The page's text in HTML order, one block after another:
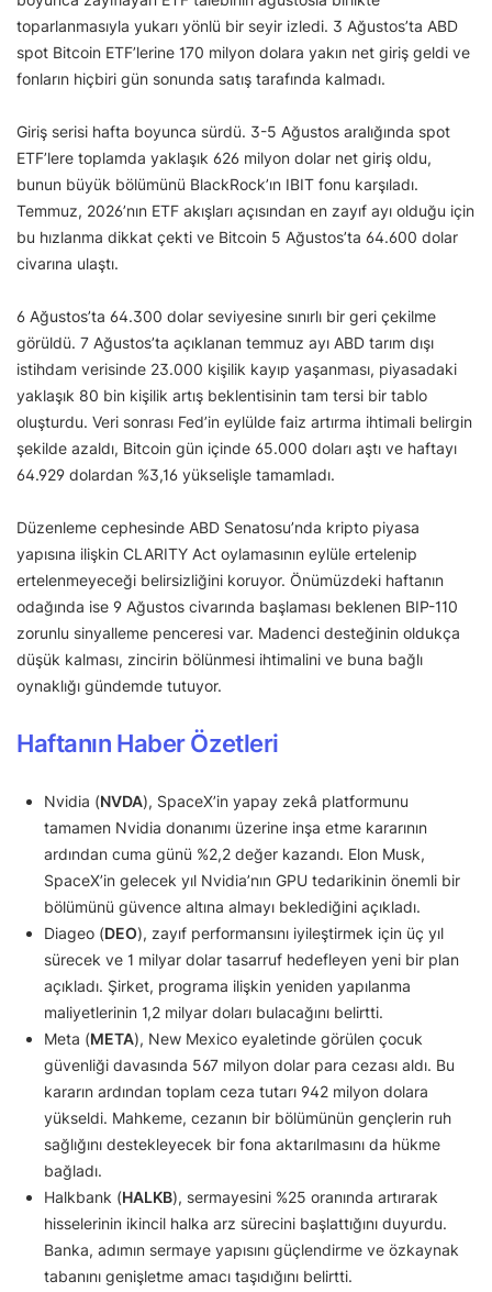
toparlanmasıyla yukarı yönlü bir seyir izledi. 3 Ağustos’ta ABD
spot Bitcoin ETF’lerine 170 milyon dolara yakın net giriş geldi ve
fonların hiçbiri gün sonunda satış tarafında kalmadı.
Giriş serisi hafta boyunca sürdü. 3-5 Ağustos aralığında spot
ETF’lere toplamda yaklaşık 626 milyon dolar net giriş oldu,
bunun büyük bölümünü BlackRock’ın IBIT fonu karşıladı.
Temmuz, 2026’nın ETF akışları açısından en zayıf ayı olduğu için
bu hızlanma dikkat çekti ve Bitcoin 5 Ağustos’ta 64.600 dolar
civarına ulaştı.
6 Ağustos’ta 64.300 dolar seviyesine sınırlı bir geri çekilme
görüldü. 7 Ağustos’ta açıklanan temmuz ayı ABD tarım dışı
istihdam verisinde 23.000 kişilik kayıp yaşanması, piyasadaki
yaklaşık 80 bin kişilik artış beklentisinin tam tersi bir tablo
oluşturdu. Veri sonrası Fed’in eylülde faiz artırma ihtimali belirgin
şekilde azaldı, Bitcoin gün içinde 65.000 doları aştı ve haftayı
64.929 dolardan %3,16 yükselişle tamamladı.
Düzenleme cephesinde ABD Senatosu’nda kripto piyasa
yapısına ilişkin CLARITY Act oylamasının eylüle ertelenip
ertelenmeyeceği belirsizliğini koruyor. Önümüzdeki haftanın
odağında ise 9 Ağustos civarında başlaması beklenen BIP-110
zorunlu sinyalleme penceresi var. Madenci desteğinin oldukça
düşük kalması, zincirin bölünmesi ihtimalini ve buna bağlı
oynaklığı gündemde tutuyor.
Haftanın Haber Özetleri
Nvidia (NVDA), SpaceX’in yapay zekâ platformunu
tamamen Nvidia donanımı üzerine inşa etme kararının
ardından cuma günü %2,2 değer kazandı. Elon Musk,
SpaceX’in gelecek yıl Nvidia’nın GPU tedarikinin önemli bir
bölümünü güvence altına almayı beklediğini açıkladı.
Diageo (DEO), zayıf performansını iyileştirmek için üç yıl
sürecek ve 1 milyar dolar tasarruf hedefleyen yeni bir plan
açıkladı. Şirket, programa ilişkin yeniden yapılanma
maliyetlerinin 1,2 milyar doları bulacağını belirtti.
Meta (META), New Mexico eyaletinde görülen çocuk
güvenliği davasında 567 milyon dolar para cezası aldı. Bu
kararın ardından toplam ceza tutarı 942 milyon dolara
yükseldi. Mahkeme, cezanın bir bölümünün gençlerin ruh
sağlığını destekleyecek bir fona aktarılmasını da hükme
bağladı.
Halkbank (HALKB), sermayesini %25 oranında artırarak
hisselerinin ikincil halka arz sürecini başlattığını duyurdu.
Banka, adımın sermaye yapısını güçlendirme ve özkaynak
tabanını genişletme amacı taşıdığını belirtti.